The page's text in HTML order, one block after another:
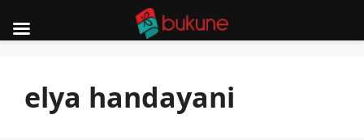
contentelya handayani